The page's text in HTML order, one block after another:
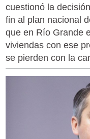
cuestionó la
fin al plan nacional
que en Río Grande
viviendas con ese
se pierden con la